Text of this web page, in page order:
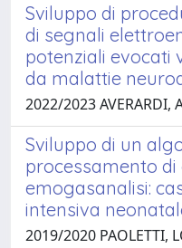
Sviluppo di
di segnali
potenziali evocati
da malattie
2022/2023 AVERARDI,
Sviluppo di un
processamento
emogasanalisi:
intensiva
2019/2020 PAOLETTI,